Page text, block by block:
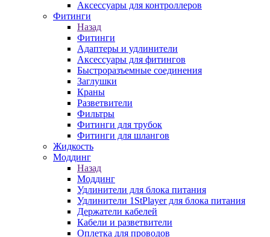
Аксессуары для контроллеров
Фитинги
Назад
Фитинги
Адаптеры и удлинители
Аксессуары для фитингов
Быстроразъемные соединения
Заглушки
Краны
Разветвители
Фильтры
Фитинги для трубок
Фитинги для шлангов
Жидкость
Моддинг
Назад
Моддинг
Удлинители для блока питания
Удлинители 1StPlayer для блока питания
Держатели кабелей
Кабели и разветвители
Оплетка для проводов